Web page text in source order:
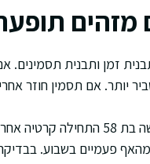
מזהים
זמן ותבנית
יותר. אם תסמין חוזר
דוגמה היפותטית: אישה
פעמיים בשבוע.